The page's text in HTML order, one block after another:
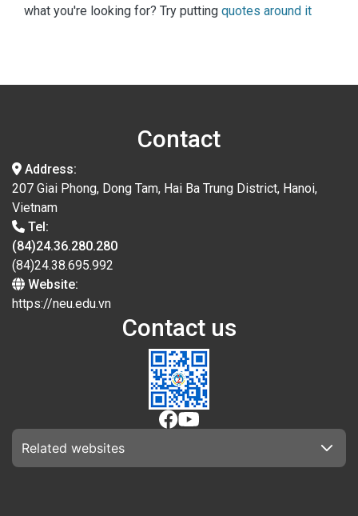
what you're looking for? Try putting quotes around it
Contact
Address:
207 Giai Phong, Dong Tam, Hai Ba Trung District, Hanoi,
Vietnam
Tel:
(84)24.36.280.280
(84)24.38.695.992
Website:
https://neu.edu.vn
Contact us
Related websites